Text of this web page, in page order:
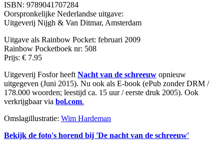
ISBN: 9789041707284
Oorspronkelijke Nederlandse uitgave:
Uitgeverij Nijgh & Van Ditmar, Amsterdam
Uitgave als Rainbow Pocket: februari 2009
Rainbow Pocketboek nr: 508
Prijs: € 7.95
Uitgeverij Fosfor heeftNacht van de schreeuw opnieuw
uitgegeven (Juni 2015). Nu ook als E-book (ePub zonder DRM /
178.000 woorden; leestijd ca. 15 uur / eerste druk 2005). Ook
verkrijgbaar via bol.com.
Omslagillustratie: Wim Hardeman
Bekijk de foto's horend bij 'De nacht van de schreeuw'